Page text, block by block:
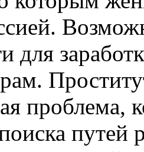
для
проблема,